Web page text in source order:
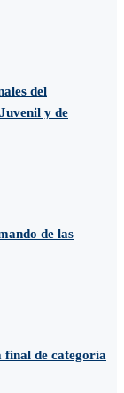
del
y de
de las
final de categoría